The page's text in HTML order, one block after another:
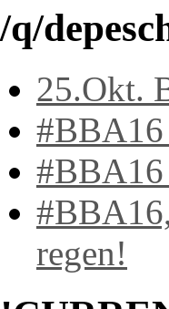
/q/
25.Okt.
#BBA16
#BBA16
regen!